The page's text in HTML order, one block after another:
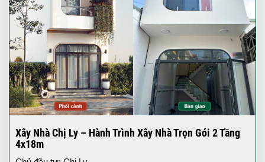
Xây Nhà Chị Ly – Hành Trình Xây Nhà Trọn Gói 2 Tầng
4x18m